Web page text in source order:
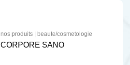
nos produits | beaute/cosmetologie
CORPORE SANO